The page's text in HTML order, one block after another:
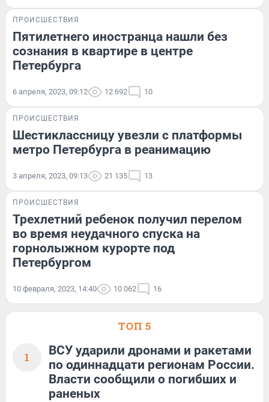
ПРОИСШЕСТВИЯ
Пятилетнего иностранца нашли без
сознания в квартире в центре
Петербурга
6 апреля, 2023, 09:12 12 692 10
ПРОИСШЕСТВИЯ
Шестиклассницу увезли с платформы
метро Петербурга в реанимацию
3 апреля, 2023, 09:13 21 135 13
ПРОИСШЕСТВИЯ
Трехлетний ребенок получил перелом
во время неудачного спуска на
горнолыжном курорте под
Петербургом
10 февраля, 2023, 14:40 10 062 16
ТОП 5
1
ВСУ ударили дронами и ракетами
по одиннадцати регионам России.
Власти сообщили о погибших и
раненых